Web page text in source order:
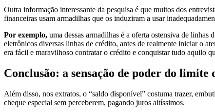
Outra informação interessante da pesquisa é que muitos dos
financeiras usam armadilhas que os induziram a usar
Por exemplo, uma dessas armadilhas é a oferta ostensiva de
eletrônicos diversas linhas de crédito, antes de realmente iniciar o
era fácil e maravilhoso contratar o crédito e conquistar tudo aquilo
Conclusão: a sensação de poder do limite
Além disso, nos extratos, o “saldo disponível” costuma trazer,
cheque especial sem perceberem, pagando juros altíssimos.